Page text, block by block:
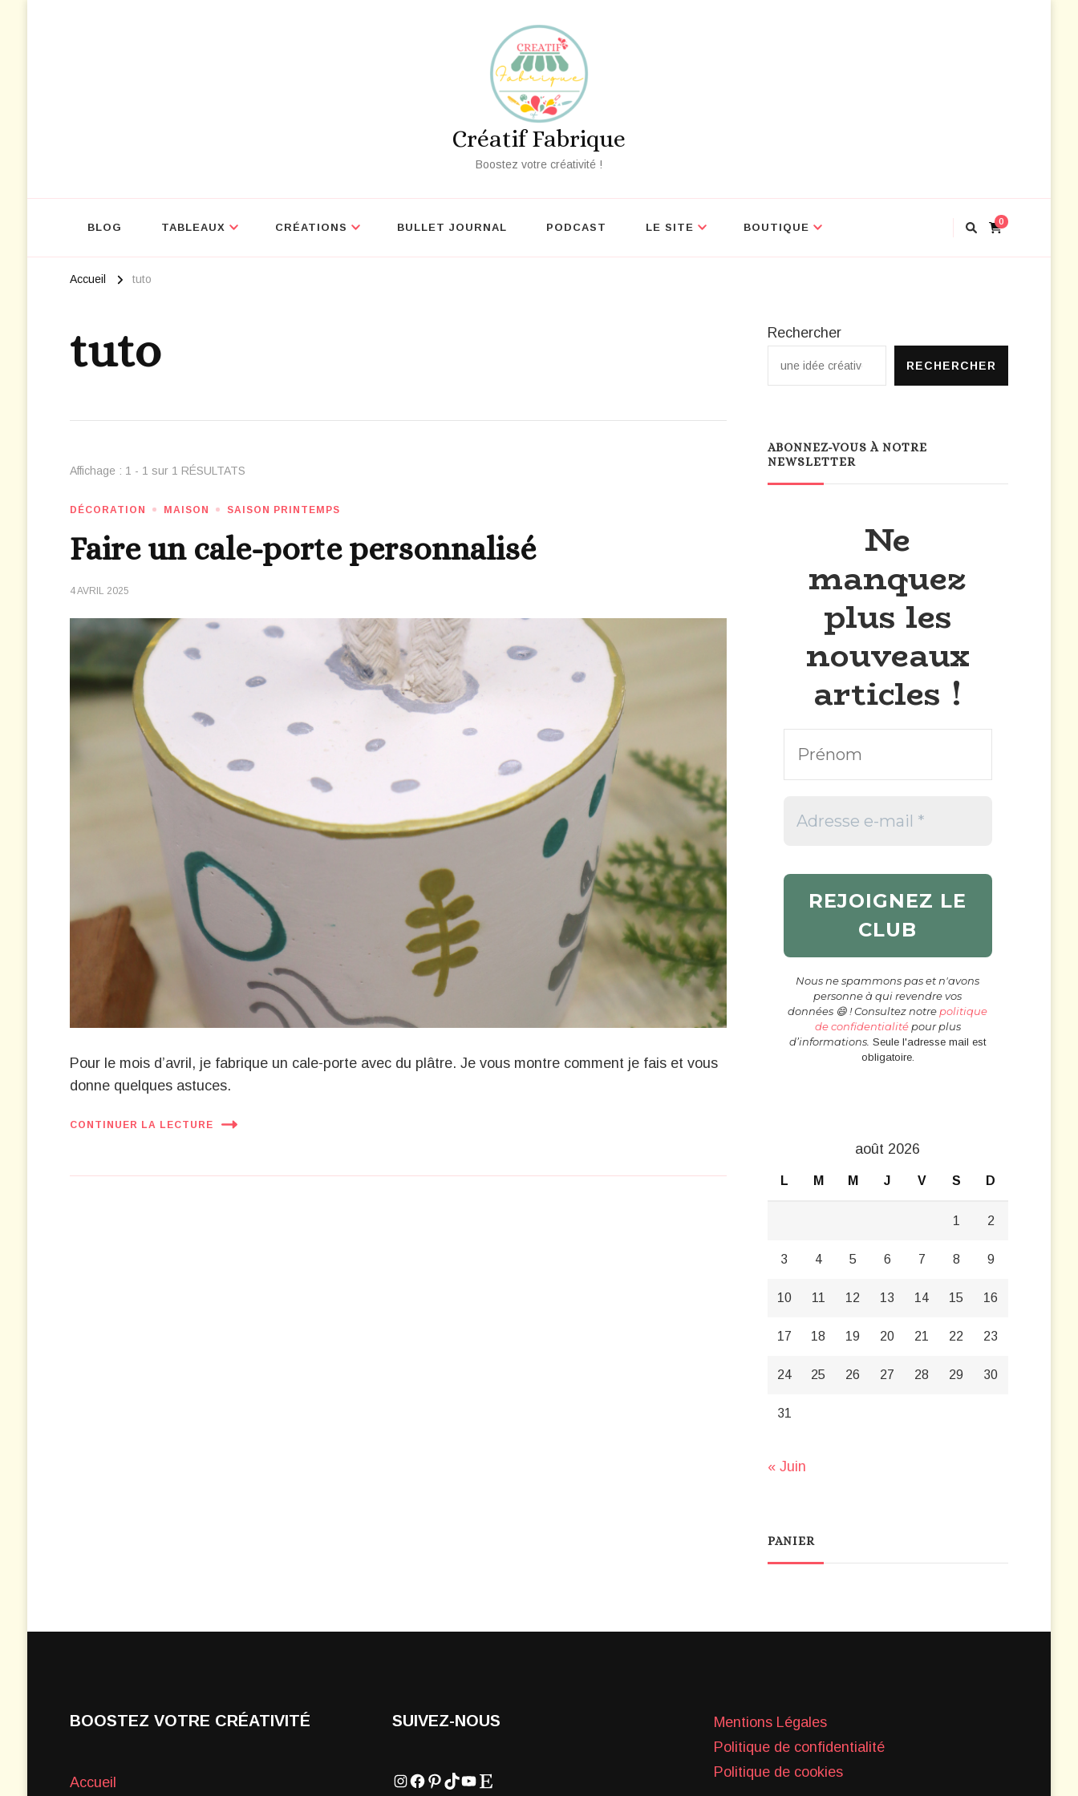
Créatif Fabrique
Boostez votre créativité !
BLOG TABLEAUX CRÉATIONS BULLET JOURNAL PODCAST LE SITE BOUTIQUE 0
Accueil tuto
tuto
Affichage : 1 - 1 sur 1 RÉSULTATS
DÉCORATION MAISON SAISON PRINTEMPS
Faire un cale-porte personnalisé
4 AVRIL 2025
Pour le mois d’avril, je fabrique un cale-porte avec du plâtre. Je vous montre comment je fais et vous
donne quelques astuces.
CONTINUER LA LECTURE
Rechercher
RECHERCHER
ABONNEZ-VOUS À NOTRE
NEWSLETTER
Ne
manquez
plus les
nouveaux
articles !
Nous ne spammons pas et n'avons
personne à qui revendre vos
données 😄 ! Consultez notre politique
de confidentialitépour plus
d’informations. Seule l'adresse mail est
obligatoire.
août 2026
L M M J V S D
1 2
3 4 5 6 7 8 9
10 11 12 13 14 15 16
17 18 19 20 21 22 23
24 25 26 27 28 29 30
31
« Juin
PANIER
BOOSTEZ VOTRE CRÉATIVITÉ
Accueil
SUIVEZ-NOUS
Instagram
Facebook
Pinterest
TikTokYouTube
Mentions Légales
Politique de confidentialité
Politique de cookies
NOUVEAU : Découvrez nos outils créatifs gratuits